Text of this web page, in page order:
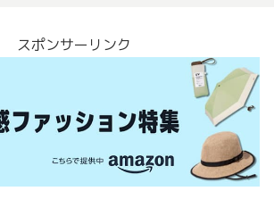
スポンサーリンク